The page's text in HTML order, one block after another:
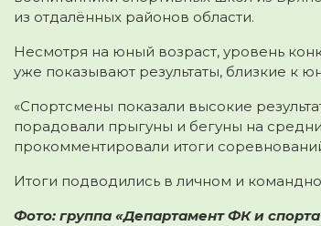
из отдалённых районов области.
Несмотря на юный возраст, уровень
уже показывают результаты, близкие к
«Спортсмены показали высокие
порадовали прыгуны и бегуны на
прокомментировали итоги
Итоги подводились в личном и
Фото: группа «Департамент ФК и